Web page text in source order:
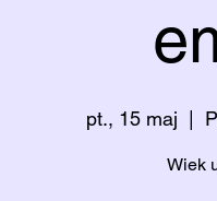
pt., 15 maj
Wiek